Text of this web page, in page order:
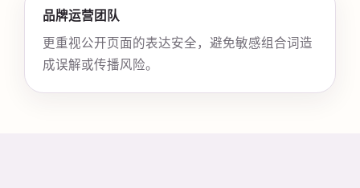
品牌运营团队
更重视公开页面的表达安全，避免敏感组合词造
成误解或传播风险。